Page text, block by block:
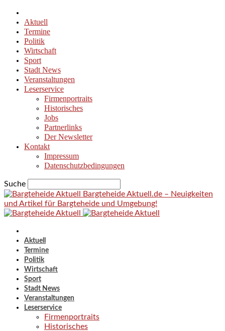
Aktuell
Termine
Politik
Wirtschaft
Sport
Stadt News
Veranstaltungen
Leserservice
Firmenportraits
Historisches
Jobs
Partnerlinks
Der Newsletter
Kontakt
Impressum
Datenschutzbedingungen
Suche
Bargteheide Aktuell.de – Neuigkeiten
und Artikel für Bargteheide und Umgebung!
Aktuell
Termine
Politik
Wirtschaft
Sport
Stadt News
Veranstaltungen
Leserservice
Firmenportraits
Historisches